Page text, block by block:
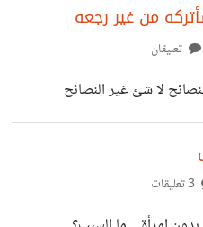
من غير رجعه
تعليقان
لا شئ غير النصائح